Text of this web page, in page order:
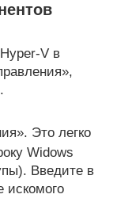
V в
Это легко
Widows
Введите в
искомого